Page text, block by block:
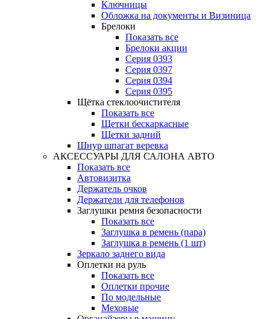
Ключницы
Обложка на документы и Визиница
Брелоки
Показать все
Брелоки акции
Серия 0393
Серия 0397
Серия 0394
Серия 0395
Щётка стеклоочистителя
Показать все
Щетки бескаркасные
Щетки задний
Шнур шпагат веревка
АКСЕССУАРЫ ДЛЯ САЛОНА АВТО
Показать все
Автовизитка
Держатель очков
Держатели для телефонов
Заглушки ремня безопасности
Показать все
Заглушка в ремень (пара)
Заглушка в ремень (1 шт)
Зеркало заднего вида
Оплетки на руль
Показать все
Оплетки прочиe
По модельные
Меховые